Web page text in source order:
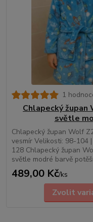
1
Chlapecký župan
světle
Chlapecký župan Wolf
vesmír Velikosti: 98-104
128 Chlapecký župan
světle modré barvě
489,00 Kč/ks
Zvolit